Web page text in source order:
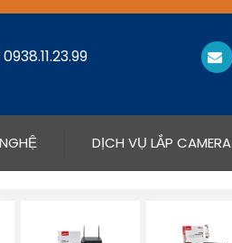
DỊCH VỤ LẮP CAMERA